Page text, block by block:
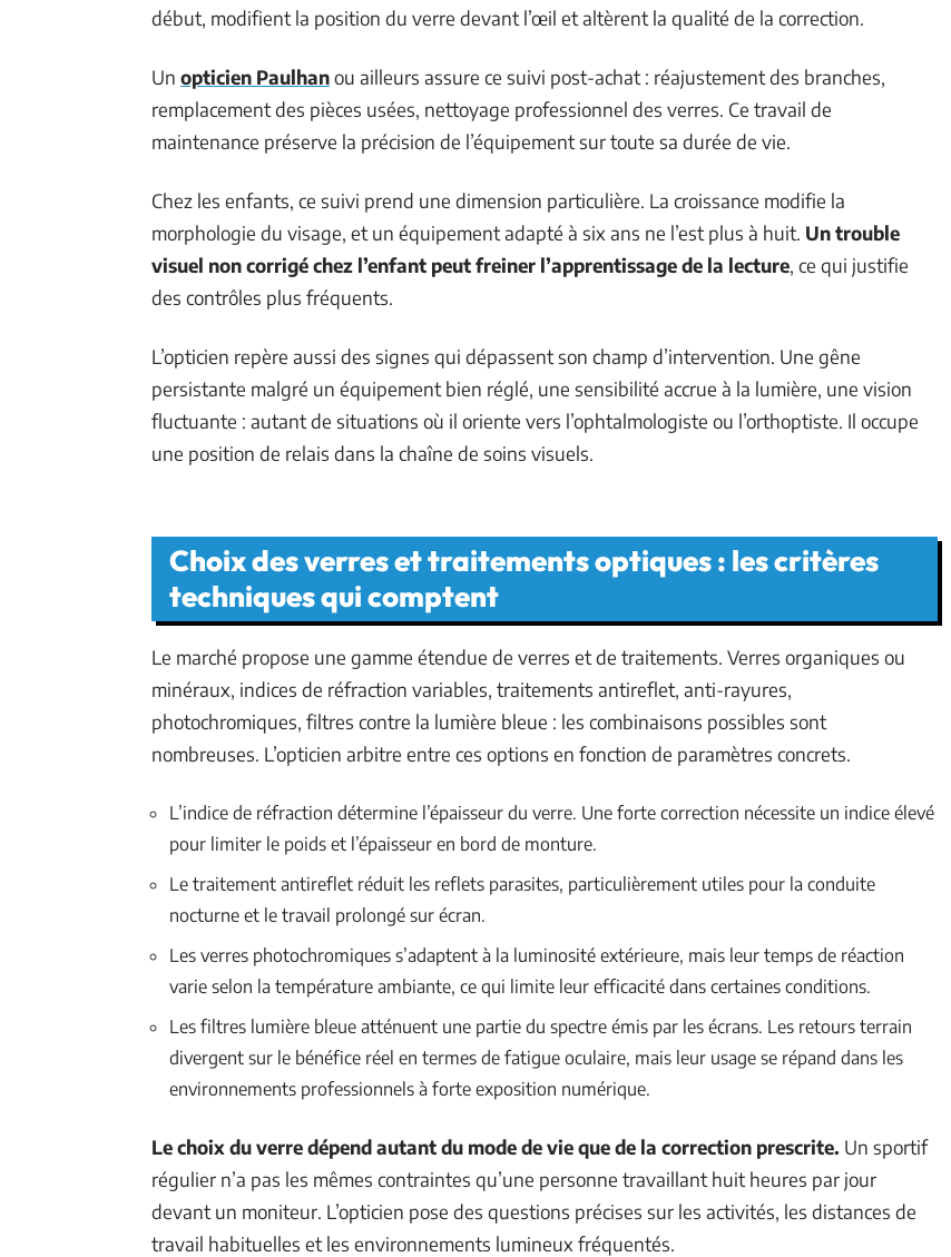
début, modifient la position du verre devant l’œil et altèrent la qualité de la correction.
Un opticien Paulhanou ailleurs assure ce suivi post-achat : réajustement des branches,
remplacement des pièces usées, nettoyage professionnel des verres. Ce travail de
maintenance préserve la précision de l’équipement sur toute sa durée de vie.
Chez les enfants, ce suivi prend une dimension particulière. La croissance modifie la
morphologie du visage, et un équipement adapté à six ans ne l’est plus à huit. Un trouble
visuel non corrigé chez l’enfant peut freiner l’apprentissage de la lecture, ce qui justifie
des contrôles plus fréquents.
L’opticien repère aussi des signes qui dépassent son champ d’intervention. Une gêne
persistante malgré un équipement bien réglé, une sensibilité accrue à la lumière, une vision
fluctuante : autant de situations où il oriente vers l’ophtalmologiste ou l’orthoptiste. Il occupe
une position de relais dans la chaîne de soins visuels.
Choix des verres et traitements optiques : les critères
techniques qui comptent
Le marché propose une gamme étendue de verres et de traitements. Verres organiques ou
minéraux, indices de réfraction variables, traitements antireflet, anti-rayures,
photochromiques, filtres contre la lumière bleue : les combinaisons possibles sont
nombreuses. L’opticien arbitre entre ces options en fonction de paramètres concrets.
L’indice de réfraction détermine l’épaisseur du verre. Une forte correction nécessite un indice élevé
pour limiter le poids et l’épaisseur en bord de monture.
Le traitement antireflet réduit les reflets parasites, particulièrement utiles pour la conduite
nocturne et le travail prolongé sur écran.
Les verres photochromiques s’adaptent à la luminosité extérieure, mais leur temps de réaction
varie selon la température ambiante, ce qui limite leur efficacité dans certaines conditions.
Les filtres lumière bleue atténuent une partie du spectre émis par les écrans. Les retours terrain
divergent sur le bénéfice réel en termes de fatigue oculaire, mais leur usage se répand dans les
environnements professionnels à forte exposition numérique.
Le choix du verre dépend autant du mode de vie que de la correction prescrite. Un sportif
régulier n’a pas les mêmes contraintes qu’une personne travaillant huit heures par jour
devant un moniteur. L’opticien pose des questions précises sur les activités, les distances de
travail habituelles et les environnements lumineux fréquentés.